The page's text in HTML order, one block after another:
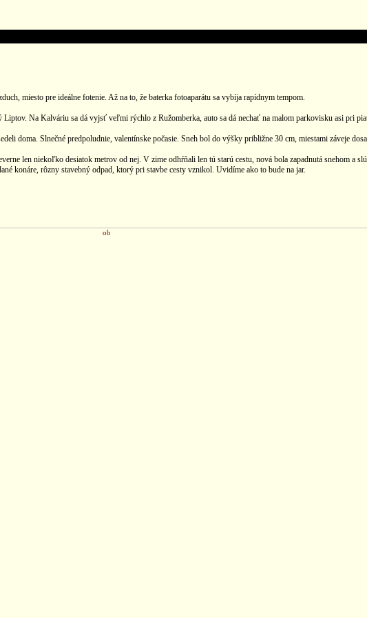
miesto pre ideálne fotenie. Až na to, že baterka fotoaparátu sa vybíja rapídnym tempom.
Na Kalváriu sa dá vyjsť veľmi rýchlo z Ružomberka, auto sa dá nechať na malom parkovisku asi pri
doma. Slnečné predpoludnie, valentínske počasie. Sneh bol do výšky približne 30 cm, miestami záveje
len niekoľko desiatok metrov od nej. V zime odhŕňali len tú starú cestu, nová bola zapadnutá snehom a
konáre, rôzny stavebný odpad, ktorý pri stavbe cesty vznikol. Uvidíme ako to bude na jar.